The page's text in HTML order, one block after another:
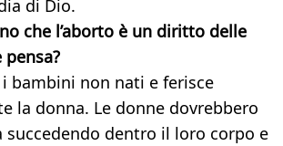
di Dio.
che l’aborto è un diritto delle
pensa?
i bambini non nati e ferisce
la donna. Le donne dovrebbero
succedendo dentro il loro corpo e